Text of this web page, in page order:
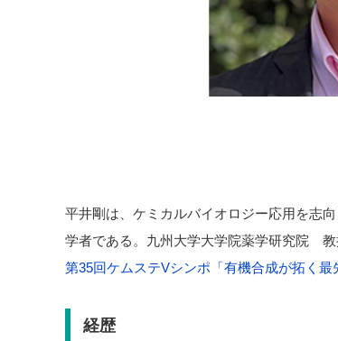
平井剛は、ケミカルバイオロジー応用を志
学者である。九州大学大学院薬学研究院 教
第35回ケムステVシンポ「有機合成が拓く最
経歴